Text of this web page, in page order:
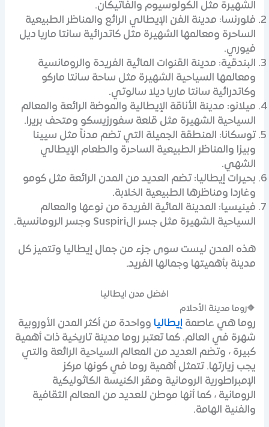
الشهيرة مثل الكولوسيوم والفاتيكان.
فلورنسا: مدينة الفن الإيطالي الرائع والمناظر الطبيعية
الساحرة ومعالمها الشهيرة مثل كاتدرائية سانتا ماريا ديل
فيوري.
البندقية: مدينة القنوات المائية الفريدة والرومانسية
ومعالمها السياحية الشهيرة مثل ساحة سانتا ماركو
وكاتدرائية سانتا ماريا ديلا سالوتي.
ميلانو: مدينة الأناقة الإيطالية والموضة الرائعة والمعالم
السياحية الشهيرة مثل قلعة سفورزيسكو ومتحف بريرا.
توسكانا: المنطقة الجميلة التي تضم مدناً مثل سيينا
وبيزا والمناظر الطبيعية الساحرة والطعام الإيطالي
الشهي.
بحيرات إيطاليا: تضم العديد من المدن الرائعة مثل كومو
وغاردا ومناظرها الطبيعية الخلابة.
فينيسيا: المدينة المائية الفريدة من نوعها والمعالم
السياحية الشهيرة مثل جسر الSuspiri وجسر الرومانسية.
هذه المدن ليست سوى جزء من جمال إيطاليا وتتميز كل
مدينة بأهميتها وجمالها الفريد.
افضل مدن ايطاليا
🔶روما مدينة الأحلام
روما هي عاصمة إيطاليا وواحدة من أكثر المدن الأوروبية
شهرة في العالم. كما تعتبر روما مدينة تاريخية ذات أهمية
كبيرة ، وتضم العديد من المعالم السياحية الرائعة والتي
يجب زيارتها. تتمثل أهمية روما في كونها مركز
الإمبراطورية الرومانية ومقر الكنيسة الكاثوليكية
الرومانية ، كما أنها موطن للعديد من المعالم الثقافية
والفنية الهامة.